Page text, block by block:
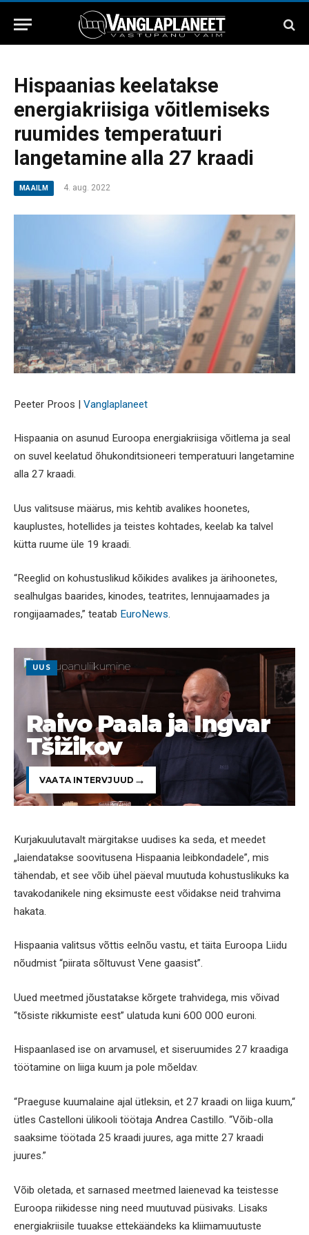
Hispaanias keelatakse
energiakriisiga võitlemiseks
ruumides temperatuuri
langetamine alla 27 kraadi
MAAILM 4. aug. 2022
Peeter Proos | Vanglaplaneet
Hispaania on asunud Euroopa energiakriisiga võitlema ja seal
on suvel keelatud õhukonditsioneeri temperatuuri langetamine
alla 27 kraadi.
Uus valitsuse määrus, mis kehtib avalikes hoonetes,
kauplustes, hotellides ja teistes kohtades, keelab ka talvel
kütta ruume üle 19 kraadi.
“Reeglid on kohustuslikud kõikides avalikes ja ärihoonetes,
sealhulgas baarides, kinodes, teatrites, lennujaamades ja
rongijaamades,” teatab EuroNews.
UUS
Raivo Paala ja Ingvar
Tšižikov
VAATA INTERVJUUD
Kurjakuulutavalt märgitakse uudises ka seda, et meedet
„laiendatakse soovitusena Hispaania leibkondadele”, mis
tähendab, et see võib ühel päeval muutuda kohustuslikuks ka
tavakodanikele ning eksimuste eest võidakse neid trahvima
hakata.
Hispaania valitsus võttis eelnõu vastu, et täita Euroopa Liidu
nõudmist “piirata sõltuvust Vene gaasist”.
Uued meetmed jõustatakse kõrgete trahvidega, mis võivad
“tõsiste rikkumiste eest” ulatuda kuni 600 000 euroni.
Hispaanlased ise on arvamusel, et siseruumides 27 kraadiga
töötamine on liiga kuum ja pole mõeldav.
“Praeguse kuumalaine ajal ütleksin, et 27 kraadi on liiga kuum,“
ütles Castelloni ülikooli töötaja Andrea Castillo. “Võib-olla
saaksime töötada 25 kraadi juures, aga mitte 27 kraadi
juures.”
Võib oletada, et sarnased meetmed laienevad ka teistesse
Euroopa riikidesse ning need muutuvad püsivaks. Lisaks
energiakriisile tuuakse ettekäändeks ka kliimamuutuste